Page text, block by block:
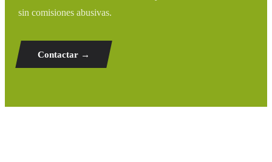
sin comisiones abusivas.
Contactar →